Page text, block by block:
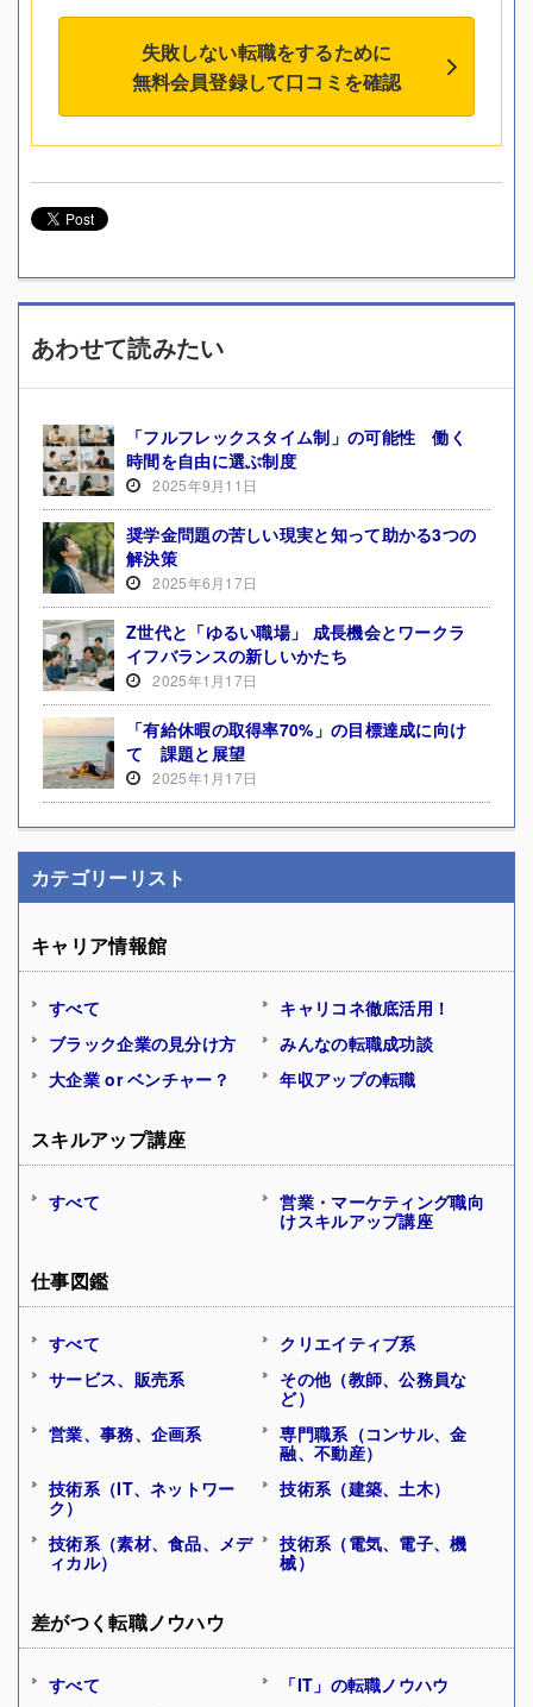
失敗しない転職をするために
無料会員登録して口コミを確認
あわせて読みたい
「フルフレックスタイム制」の可能性 働く
時間を自由に選ぶ制度
2025年9月11日
奨学金問題の苦しい現実と知って助かる3つの
解決策
2025年6月17日
Z世代と「ゆるい職場」 成長機会とワークラ
イフバランスの新しいかたち
2025年1月17日
「有給休暇の取得率70%」の目標達成に向け
て 課題と展望
2025年1月17日
カテゴリーリスト
キャリア情報館
すべて
キャリコネ徹底活用！
ブラック企業の見分け方
みんなの転職成功談
大企業 or ベンチャー？
年収アップの転職
スキルアップ講座
すべて
営業・マーケティング職向
けスキルアップ講座
仕事図鑑
すべて
クリエイティブ系
サービス、販売系
その他（教師、公務員な
ど）
営業、事務、企画系
専門職系（コンサル、金
融、不動産）
技術系（IT、ネットワー
ク）
技術系（建築、土木）
技術系（素材、食品、メデ
ィカル）
技術系（電気、電子、機
械）
差がつく転職ノウハウ
すべて
「IT」の転職ノウハウ